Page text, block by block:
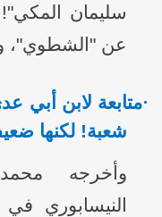
سليمان
عن "الشطوي"،
·متابعة لابن أبي
شعبة! لكنها
وأخرجه
النيسابوري